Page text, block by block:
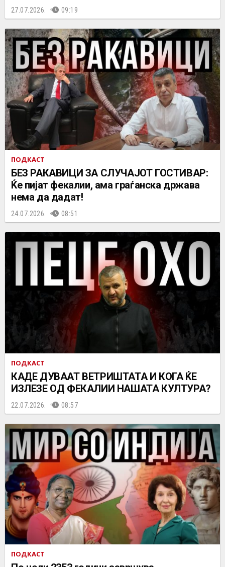
27.07.2026. 09:19
ПОДКАСТ
БЕЗ РАКАВИЦИ ЗА СЛУЧАЈОТ ГОСТИВАР:
Ќе пијат фекалии, ама граѓанска држава
нема да дадат!
24.07.2026. 08:51
ПОДКАСТ
КАДЕ ДУВААТ ВЕТРИШТАТА И КОГА ЌЕ
ИЗЛЕЗЕ ОД ФЕКАЛИИ НАШАТА КУЛТУРА?
22.07.2026. 08:57
ПОДКАСТ